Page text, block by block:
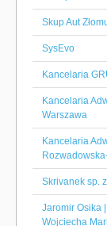
Skup Aut
SysEvo
Kancelaria
Kancelaria
Warszawa
Kancelaria
Skrivanek sp.
Jaromir Osika
Wojciecha